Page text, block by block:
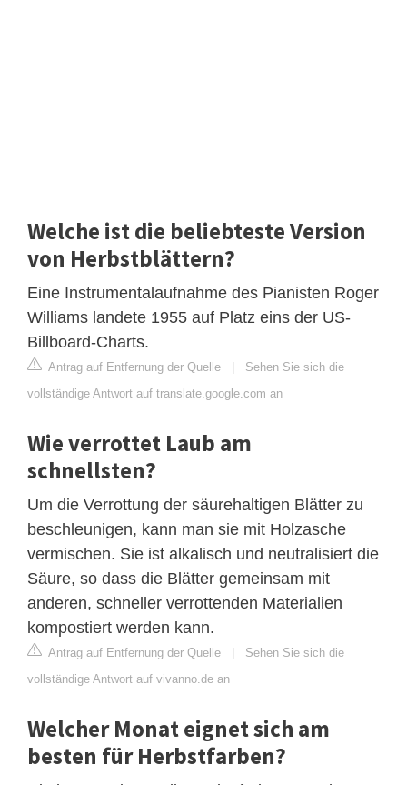
Welche ist die beliebteste Version
von Herbstblättern?
Eine Instrumentalaufnahme des Pianisten Roger
Williams landete 1955 auf Platz eins der US-
Billboard-Charts.
Antrag auf Entfernung der Quelle | Sehen Sie sich die
vollständige Antwort auf translate.google.com an
Wie verrottet Laub am
schnellsten?
Um die Verrottung der säurehaltigen Blätter zu
beschleunigen, kann man sie mit Holzasche
vermischen. Sie ist alkalisch und neutralisiert die
Säure, so dass die Blätter gemeinsam mit
anderen, schneller verrottenden Materialien
kompostiert werden kann.
Antrag auf Entfernung der Quelle | Sehen Sie sich die
vollständige Antwort auf vivanno.de an
Welcher Monat eignet sich am
besten für Herbstfarben?